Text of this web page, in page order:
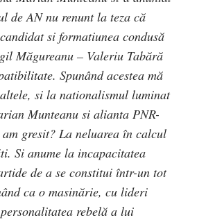
de AN nu renunt la teza că
si formatiunea condusă
Măgureanu – Valeriu Tabără
Spunând acestea mă
si la nationalismul luminat
Munteanu si alianta PNR-
gresit? La neluarea în calcul
Si anume la incapacitatea
de a se constitui într-un tot
ca o masinărie, cu lideri
rebelă a lui